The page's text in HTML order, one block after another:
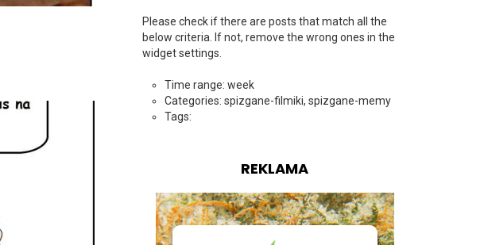
Please check if there are posts that match all the
below criteria. If not, remove the wrong ones in the
widget settings.
Time range: week
Categories: spizgane-filmiki, spizgane-memy
Tags:
REKLAMA